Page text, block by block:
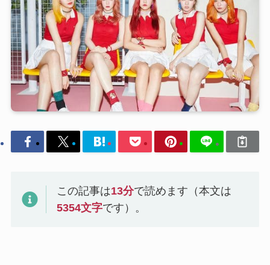
この記事は13分で読めます（本文は
5354文字です）。